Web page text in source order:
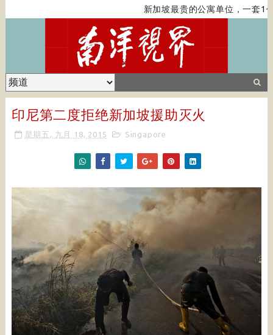
新加坡最贵的公寓单位，一套1
印尼第二度拒绝新加坡援助灭火
星期五, 九月 18, 2015 Singapore